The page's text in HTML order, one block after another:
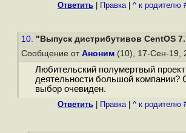
Ответить Правка| ^ к родителю
10. "Выпуск дистрибутивов CentOS
Сообщение от Аноним (10), 17-Сен-19,
Любительский полумертвый
деятельности большой компании?
выбор очевиден.
Ответить Правка| ^ к родителю